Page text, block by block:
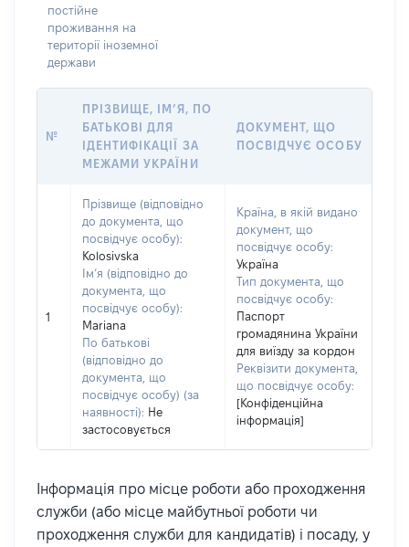
постійне
проживання на
території іноземної
держави
№
ПРІЗВИЩЕ, ІМ’Я, ПО
БАТЬКОВІ ДЛЯ
ІДЕНТИФІКАЦІЇ ЗА
МЕЖАМИ УКРАЇНИ
ДОКУМЕНТ, ЩО
ПОСВІДЧУЄ ОСОБУ
1
Прізвище (відповідно
до документа, що
посвідчує особу):
Kolosivska
Ім’я (відповідно до
документа, що
посвідчує особу):
Mariana
По батькові
(відповідно до
документа, що
посвідчує особу) (за
наявності): Не
застосовується
Країна, в якій видано
документ, що
посвідчує особу:
Україна
Тип документа, що
посвідчує особу:
Паспорт
громадянина України
для виїзду за кордон
Реквізити документа,
що посвідчує особу:
[Конфіденційна
інформація]
Інформація про місце роботи або проходження
служби (або місце майбутньої роботи чи
проходження служби для кандидатів) і посаду, у